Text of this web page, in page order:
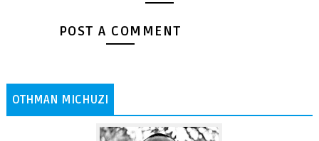
POST A COMMENT
OTHMAN MICHUZI